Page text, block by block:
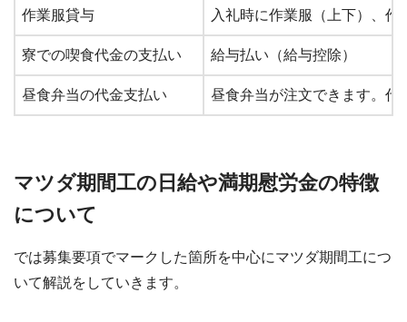
赴任旅費／
引越し費用
初回にて支給(
帰任旅費 契約満了者の
作業服貸与 入礼時に作業服（上下）、
寮での喫食代金の支払い 給与払い（給与控除）
昼食弁当の代金支払い 昼食弁当が注文できます。代
マツダ期間工の日給や満期慰労金の特徴
について
では募集要項でマークした箇所を中心にマツダ期間工につ
いて解説をしていきます。